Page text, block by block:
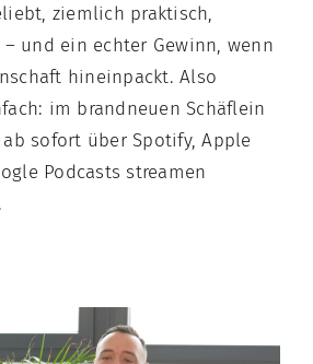
ziemlich praktisch,
und ein echter Gewinn, wenn
hineinpackt. Also
im brandneuen Schäflein
sofort über Spotify, Apple
Podcasts streamen